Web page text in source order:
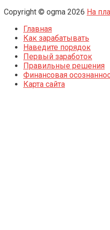
Copyright © ogma 2026 На
Главная
Как зарабатывать
Наведите порядок
Первый заработок
Правильные решения
Финансовая
Карта сайта